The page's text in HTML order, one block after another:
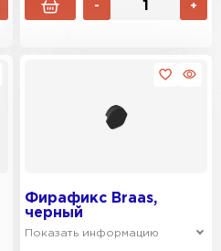
- +
Фирафикс Braas,
черный
Показать информацию